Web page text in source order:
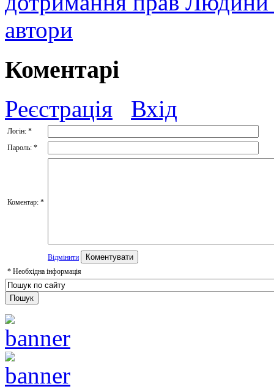
автори
Коментарі
Реєстрація Вхід
Логін: *
Пароль: *
Коментар: *
Відмінити
* Необхідна інформація